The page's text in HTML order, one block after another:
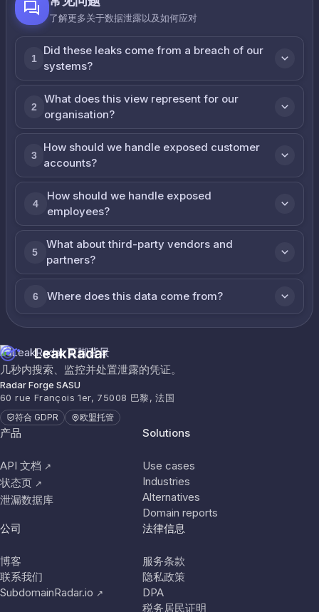
了解更多关于数据泄露以及如何应对
1
Did these leaks come from a breach of our
systems?
2
What does this view represent for our
organisation?
3
How should we handle exposed customer
accounts?
4
How should we handle exposed
employees?
5
What about third-party vendors and
partners?
6 Where does this data come from?
LeakRadar
几秒内搜索、监控并处置泄露的凭证。
Radar Forge SASU
60 rue François 1er, 75008 巴黎, 法国
符合 GDPR 欧盟托管
产品
API 文档 ↗
状态页 ↗
泄漏数据库
Solutions
Use cases
Industries
Alternatives
Domain reports
公司
博客
联系我们
SubdomainRadar.io ↗
法律信息
服务条款
隐私政策
DPA
税务居民证明